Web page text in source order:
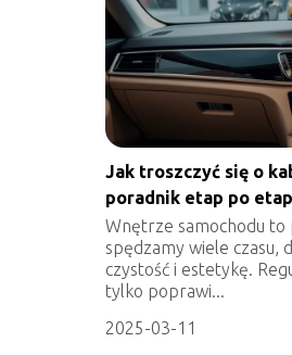
Jak troszczyć się o
poradnik etap po
Wnętrze samochodu
spędzamy wiele czasu,
czystość i estetykę.
tylko poprawi...
2025-03-11